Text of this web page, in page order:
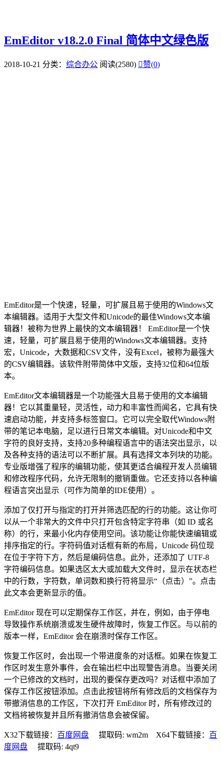
EmEditor v18.2.0 Final 简体中文绿色版
2018-10-21 分类： 综合办公 阅读(2580) 赞(0)
EmEditor是一个快速，轻量，可扩展且易于使用的Windows文
本编辑器。适用于大型文件和Unicode的最佳Windows文本编
辑器！被称为世界上最快的文本编辑器！ EmEditor是一个快
速，轻量，可扩展且易于使用的Windows文本编辑器。支持
宏，Unicode，大数据和CSV文件，没有Excel，被称为最强大
的CSV编辑器。该软件附带简体中文版，支持32位和64位版
本。
EmEditor文本编辑器是一个功能强大且易于使用的文本编辑
器！它以其重量轻，灵活性，动力和丰富性而闻名，它具有快
速启动功能，并支持多标签窗口。它可以完全取代Windows附
带的笔记本电脑，足以进行日常文本编辑。对Unicode和中文
字符的良好支持，支持20多种编程语言中的语法突出显示，以
及各种支持的语法可以不断扩展。具有选择文本列块的功能。
专业版增强了程序的编辑功能，使其更适合编程开发人员编辑
和修改程序代码，允许无限制的撤销重做。它还支持以各种编
程语言突出显示（可作为简单的IDE使用）。
添加了仅打开与指定的打开并筛选匹配的行的功能。这让你可
以从一个非常大的文件中只打开包含特定字符串（如 ID 或名
称）的行，来最小化内存使用空间。该功能让你能快速编辑或
排序指定的行。字符码值对话框有新的布局，Unicode 码位现
在位于字符下方，然后是编码信息。此外，还添加了 UTF-8
字符编码信息。如果选区太大或加载大文件时，显示在状态栏
中的行数，字符数，单词数和换行符将显示“（点击）”。点击
此文本会更新显示的值。
EmEditor 现在可以定期保存工作区，并在，例如，由于停电
导致操作系统崩溃或发生硬件故障时，恢复工作区。与以前的
版本一样，EmEditor 会在崩溃时保存工作区。
恢复工作区时，会出现一个带进度条的对话框。如果在恢复工
作区时发生意外事件，会在输出栏中出现警告消息。当要关闭
一个已修改的文档时，出现的要保存更改吗？对话框中添加了
保存工作区按钮添加。点击此按钮将所有修改后的文档保存为
带撤消信息的工作区，下次打开 EmEditor 时，所有修改过的
文档将被恢复并且所有撤消信息会被保留。
X32下载链接： 百度网盘 提取码: wm2m X64下载链接： 百
度网盘 提取码: 4qt9